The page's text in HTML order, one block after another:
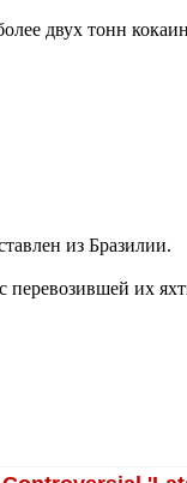
двух тонн
из Бразилии.
их